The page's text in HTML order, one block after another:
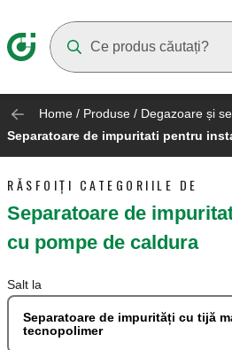
Home / Produse / Degazoare și
Separatoare de impuritati pentru
RĂSFOIȚI CATEGORIILE DE
Separatoare de
cu pompe de caldura
Salt la
Separatoare de impurități cu tijă
tecnopolimer